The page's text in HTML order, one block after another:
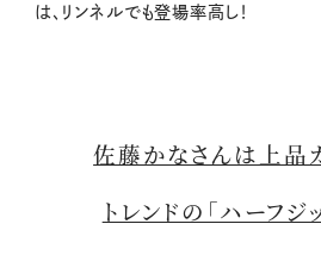
は、リンネルでも登場率高し！
佐藤かなさんは上品
トレンドの「ハーフジ